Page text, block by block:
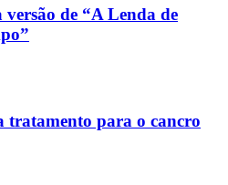
de “A Lenda de
tratamento para o cancro